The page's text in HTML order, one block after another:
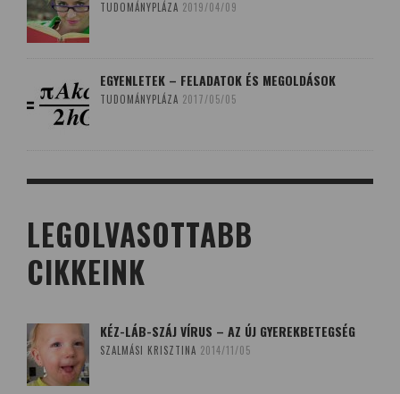
TUDOMÁNYPLÁZA 2019/04/09
EGYENLETEK – FELADATOK ÉS MEGOLDÁSOK
TUDOMÁNYPLÁZA 2017/05/05
LEGOLVASOTTABB
CIKKEINK
KÉZ-LÁB-SZÁJ VÍRUS – AZ ÚJ GYEREKBETEGSÉG
SZALMÁSI KRISZTINA 2014/11/05